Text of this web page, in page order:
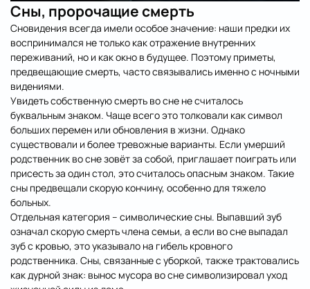
Сны, пророчащие смерть
Сновидения всегда имели особое значение: наши предки их
воспринимался не только как отражение внутренних
переживаний, но и как окно в будущее. Поэтому приметы,
предвещающие смерть, часто связывались именно с ночными
видениями.
Увидеть собственную смерть во сне не считалось
буквальным знаком. Чаще всего это толковали как символ
больших перемен или обновления в жизни. Однако
существовали и более тревожные варианты. Если умерший
родственник во сне зовёт за собой, приглашает поиграть или
присесть за один стол, это считалось опасным знаком. Такие
сны предвещали скорую кончину, особенно для тяжело
больных.
Отдельная категория – символические сны. Выпавший зуб
означал скорую смерть члена семьи, а если во сне выпадал
зуб с кровью, это указывало на гибель кровного
родственника. Сны, связанные с уборкой, также трактовались
как дурной знак: вынос мусора во сне символизировал уход